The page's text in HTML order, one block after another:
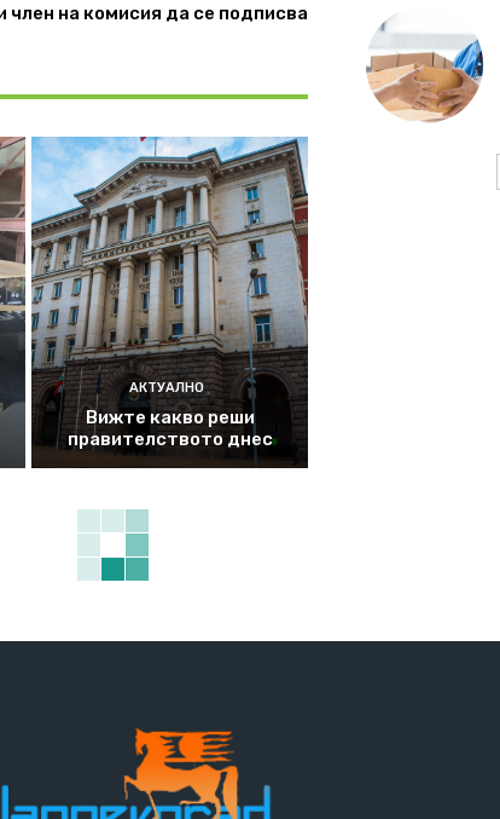
член на комисия да се подписва
АКТУАЛНО
Вижте какво реши
правителството днес